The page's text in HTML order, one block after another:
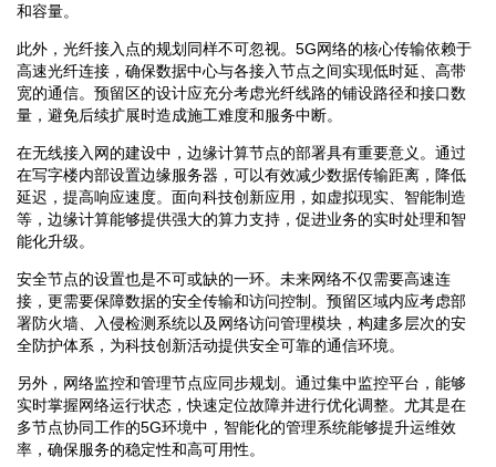
和容量。
此外，光纤接入点的规划同样不可忽视。5G网络的核心传输依赖于
高速光纤连接，确保数据中心与各接入节点之间实现低时延、高带
宽的通信。预留区的设计应充分考虑光纤线路的铺设路径和接口数
量，避免后续扩展时造成施工难度和服务中断。
在无线接入网的建设中，边缘计算节点的部署具有重要意义。通过
在写字楼内部设置边缘服务器，可以有效减少数据传输距离，降低
延迟，提高响应速度。面向科技创新应用，如虚拟现实、智能制造
等，边缘计算能够提供强大的算力支持，促进业务的实时处理和智
能化升级。
安全节点的设置也是不可或缺的一环。未来网络不仅需要高速连
接，更需要保障数据的安全传输和访问控制。预留区域内应考虑部
署防火墙、入侵检测系统以及网络访问管理模块，构建多层次的安
全防护体系，为科技创新活动提供安全可靠的通信环境。
另外，网络监控和管理节点应同步规划。通过集中监控平台，能够
实时掌握网络运行状态，快速定位故障并进行优化调整。尤其是在
多节点协同工作的5G环境中，智能化的管理系统能够提升运维效
率，确保服务的稳定性和高可用性。